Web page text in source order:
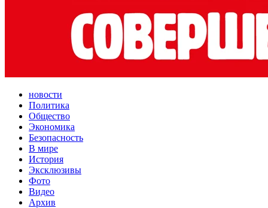
новости
Политика
Общество
Экономика
Безопасность
В мире
История
Эксклюзивы
Фото
Видео
Архив